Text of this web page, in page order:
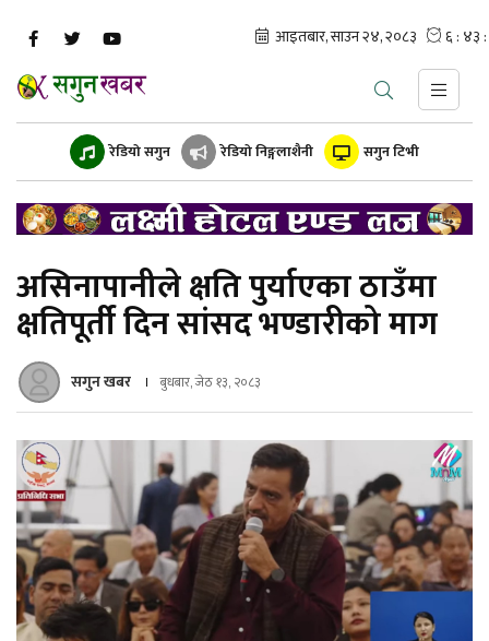
रेडियो सगुन रेडियो निङ्गलाशैनी सगुन टिभी
असिनापानीले क्षति पुर्याएका ठाउँमा
क्षतिपूर्ती दिन सांसद भण्डारीको माग
सगुन खबर बुधबार, जेठ १३, २०८३